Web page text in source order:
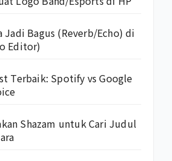
Jadi Bagus (Reverb/Echo) di
Editor)
Terbaik: Spotify vs Google
Shazam untuk Cari Judul